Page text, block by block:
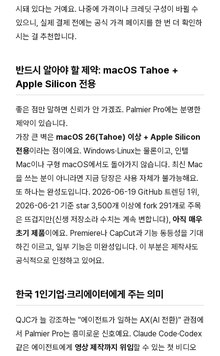
시돼 있다는 거예요. 나중에 가격이나 크레딧 구성이 바뀔 수
있으니, 실제 결제 전에는 공식 가격 페이지를 한 번 더 확인하
시는 걸 추천합니다.
반드시 알아야 할 제약: macOS Tahoe +
Apple Silicon 전용
좋은 점만 말하면 신뢰가 안 가겠죠. Palmier Pro에는 분명한
제약이 있습니다.
가장 큰 벽은 macOS 26(Tahoe) 이상 + Apple Silicon
전용이라는 점이에요. Windows·Linux는 물론이고, 인텔
Mac이나 구형 macOS에서도 돌아가지 않습니다. 최신 Mac
을 쓰는 분이 아니라면 지금 당장은 사용 자체가 불가능해요.
또 하나는 완성도입니다. 2026-06-19 GitHub 트렌딩 1위,
2026-06-21 기준 star 3,500개 이상에 fork 291개로 주목
은 뜨겁지만(신생 저장소라 수치는 계속 변합니다), 아직 매우
초기 제품이에요. Premiere나 CapCut과 기능 동등성을 기대
하긴 이르고, 일부 기능은 미완성입니다. 이 부분은 제작사도
공식적으로 인정하고 있어요.
한국 1인기업·크리에이터에게 주는 의미
QJC가 늘 강조하는 "에이전트가 일하는 AX(AI 전환)" 관점에
서 Palmier Pro는 흥미로운 신호예요. Claude Code·Codex
같은 에이전트에게 영상 제작까지 위임할 수 있는 첫 비디오